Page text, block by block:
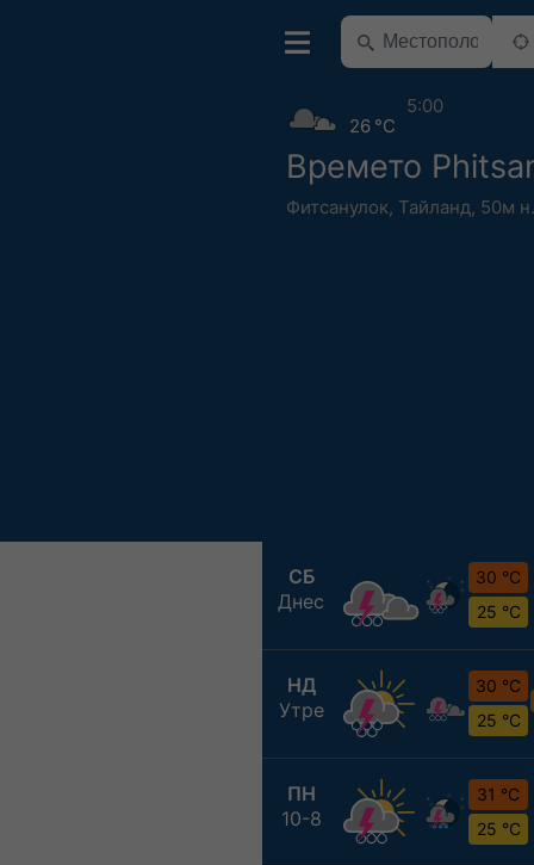
Времето
Фитсанулок, Тайланд, 50м
26 °C
5:00
СБ
Днес
30 °C
25 °C
НД
Утре
30 °C
25 °C
ПН
10-8
31 °C
25 °C